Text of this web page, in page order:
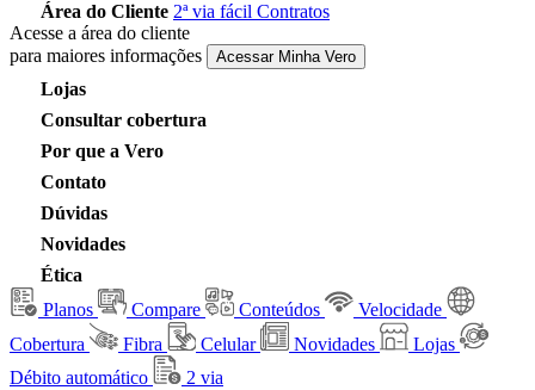
Área do Cliente 2ª via fácil Contratos
Acesse a área do cliente
para maiores informações
Acessar Minha Vero
Lojas
Consultar cobertura
Por que a Vero
Contato
Dúvidas
Novidades
Ética
Planos
Compare Conteúdos
Velocidade
Cobertura
Fibra Celular Novidades
Lojas
Débito automático
2 via